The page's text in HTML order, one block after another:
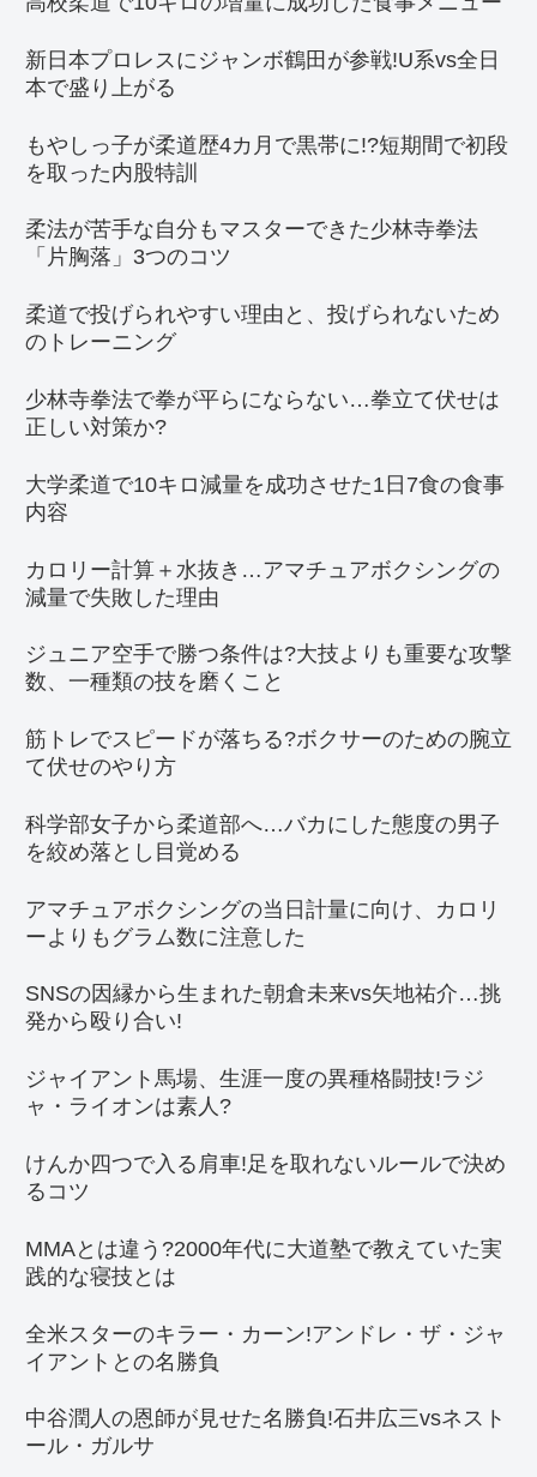
新日本プロレスにジャンボ鶴田が参戦!U系vs全日
本で盛り上がる
もやしっ子が柔道歴4カ月で黒帯に!?短期間で初段
を取った内股特訓
柔法が苦手な自分もマスターできた少林寺拳法
「片胸落」3つのコツ
柔道で投げられやすい理由と、投げられないため
のトレーニング
少林寺拳法で拳が平らにならない…拳立て伏せは
正しい対策か?
大学柔道で10キロ減量を成功させた1日7食の食事
内容
カロリー計算＋水抜き…アマチュアボクシングの
減量で失敗した理由
ジュニア空手で勝つ条件は?大技よりも重要な攻撃
数、一種類の技を磨くこと
筋トレでスピードが落ちる?ボクサーのための腕立
て伏せのやり方
科学部女子から柔道部へ…バカにした態度の男子
を絞め落とし目覚める
アマチュアボクシングの当日計量に向け、カロリ
ーよりもグラム数に注意した
SNSの因縁から生まれた朝倉未来vs矢地祐介…挑
発から殴り合い!
ジャイアント馬場、生涯一度の異種格闘技!ラジ
ャ・ライオンは素人?
けんか四つで入る肩車!足を取れないルールで決め
るコツ
MMAとは違う?2000年代に大道塾で教えていた実
践的な寝技とは
全米スターのキラー・カーン!アンドレ・ザ・ジャ
イアントとの名勝負
中谷潤人の恩師が見せた名勝負!石井広三vsネスト
ール・ガルサ